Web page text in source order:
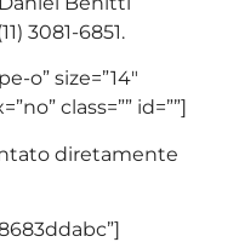
3081-6851.
o” size=”14″
class=”” id=””]
diretamente